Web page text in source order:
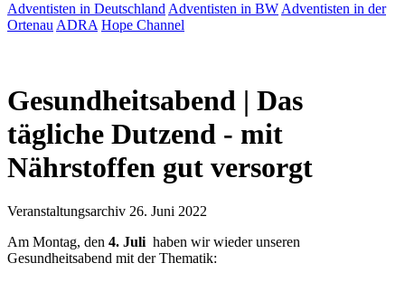
Adventisten in Deutschland Adventisten in BW Adventisten in der
Ortenau ADRA Hope Channel
Gesundheitsabend | Das
tägliche Dutzend - mit
Nährstoffen gut versorgt
Veranstaltungsarchiv 26. Juni 2022
Am Montag, den 4. Juli haben wir wieder unseren
Gesundheitsabend mit der Thematik: